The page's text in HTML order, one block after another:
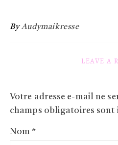
ByAudymaikresse
LEAVE A
Votre adresse e-mail ne
champs obligatoires sont
Nom*